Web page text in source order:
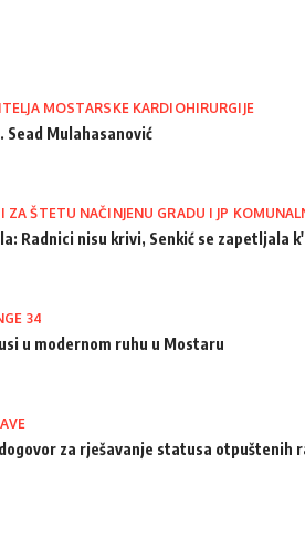
MOSTARSKE KARDIOHIRURGIJE
Mulahasanović
ZA ŠTETU NAČINJENU GRADU I JP
Radnici nisu krivi, Senkić se zapetljala
34
u modernom ruhu u Mostaru
za rješavanje statusa otpuštenih